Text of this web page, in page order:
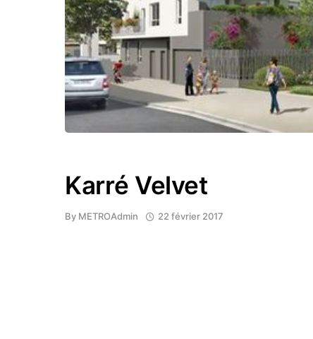
Karré Velvet
By METROAdmin 22 février 2017